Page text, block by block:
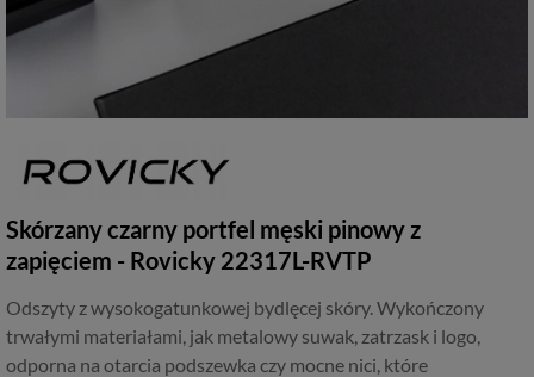
Skórzany czarny portfel męski pinowy z
zapięciem - Rovicky 22317L-RVTP
Odszyty z wysokogatunkowej bydlęcej skóry. Wykończony
trwałymi materiałami, jak metalowy suwak, zatrzask i logo,
odporna na otarcia podszewka czy mocne nici, które